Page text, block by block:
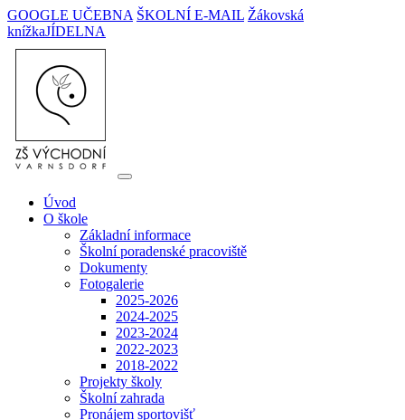
GOOGLE UČEBNA ŠKOLNÍ E-MAIL Žákovská
knížkaJÍDELNA
Úvod
O škole
Základní informace
Školní poradenské pracoviště
Dokumenty
Fotogalerie
2025-2026
2024-2025
2023-2024
2022-2023
2018-2022
Projekty školy
Školní zahrada
Pronájem sportovišť